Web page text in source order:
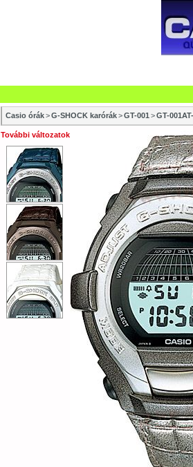
Casio órák>G-SHOCK karórák>GT-001 >GT-
További változatok